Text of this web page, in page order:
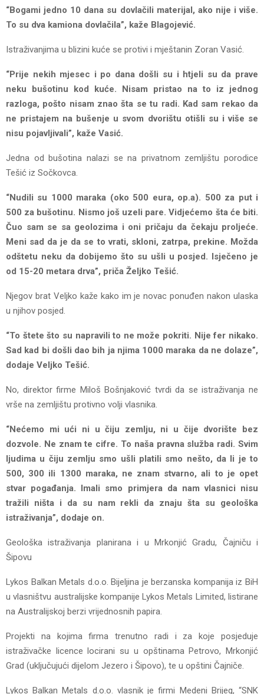
“Bogami jedno 10 dana su dovlačili materijal, ako nije i više.
To su dva kamiona dovlačila”, kaže Blagojević.
Istraživanjima u blizini kuće se protivi i mještanin Zoran Vasić.
“Prije nekih mjesec i po dana došli su i htjeli su da prave
neku bušotinu kod kuće. Nisam pristao na to iz jednog
razloga, pošto nisam znao šta se tu radi. Kad sam rekao da
ne pristajem na bušenje u svom dvorištu otišli su i više se
nisu pojavljivali”, kaže Vasić.
Jedna od bušotina nalazi se na privatnom zemljištu porodice
Tešić iz Sočkovca.
“Nudili su 1000 maraka (oko 500 eura, op.a). 500 za put i
500 za bušotinu. Nismo još uzeli pare. Vidjećemo šta će biti.
Čuo sam se sa geolozima i oni pričaju da čekaju proljeće.
Meni sad da je da se to vrati, skloni, zatrpa, prekine. Možda
odštetu neku da dobijemo što su ušli u posjed. Isječeno je
od 15-20 metara drva”, priča Željko Tešić.
Njegov brat Veljko kaže kako im je novac ponuđen nakon ulaska
u njihov posjed.
“To štete što su napravili to ne može pokriti. Nije fer nikako.
Sad kad bi došli dao bih ja njima 1000 maraka da ne dolaze”,
dodaje Veljko Tešić.
No, direktor firme Miloš Bošnjaković tvrdi da se istraživanja ne
vrše na zemljištu protivno volji vlasnika.
“Nećemo mi ući ni u čiju zemlju, ni u čije dvorište bez
dozvole. Ne znam te cifre. To naša pravna služba radi. Svim
ljudima u čiju zemlju smo ušli platili smo nešto, da li je to
500, 300 ili 1300 maraka, ne znam stvarno, ali to je opet
stvar pogađanja. Imali smo primjera da nam vlasnici nisu
tražili ništa i da su nam rekli da znaju šta su geološka
istraživanja”, dodaje on.
Geološka istraživanja planirana i u Mrkonjić Gradu, Čajniču i
Šipovu
Lykos Balkan Metals d.o.o. Bijeljina je berzanska kompanija iz BiH
u vlasništvu australijske kompanije Lykos Metals Limited, listirane
na Australijskoj berzi vrijednosnih papira.
Projekti na kojima firma trenutno radi i za koje posjeduje
istraživačke licence locirani su u opštinama Petrovo, Mrkonjić
Grad (uključujući dijelom Jezero i Šipovo), te u opštini Čajniče.
Lykos Balkan Metals d.o.o. vlasnik je firmi Medeni Brijeg, “SNK